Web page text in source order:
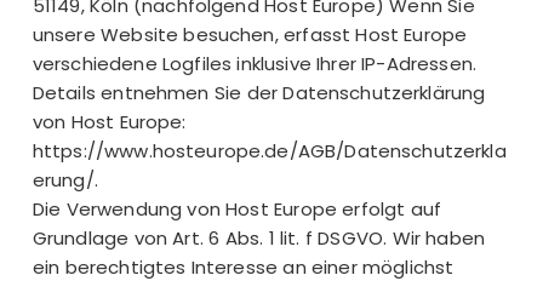
51149, Köln (nachfolgend Host Europe) Wenn Sie
unsere Website besuchen, erfasst Host Europe
verschiedene Logfiles inklusive Ihrer IP-Adressen.
Details entnehmen Sie der Datenschutzerklärung
von Host Europe:
https://www.hosteurope.de/AGB/Datenschutzerkla
erung/.
Die Verwendung von Host Europe erfolgt auf
Grundlage von Art. 6 Abs. 1 lit. f DSGVO. Wir haben
ein berechtigtes Interesse an einer möglichst